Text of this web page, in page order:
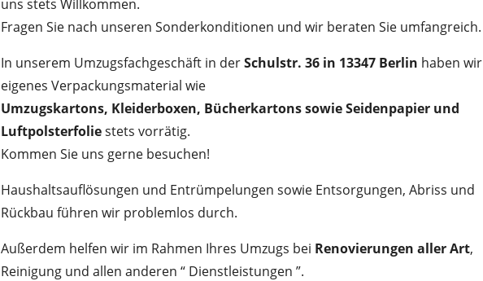
uns stets Willkommen.
Fragen Sie nach unseren Sonderkonditionen und wir beraten Sie umfangreich.
In unserem Umzugsfachgeschäft in derSchulstr. 36 in 13347 Berlin haben wir
eigenes Verpackungsmaterial wie
Umzugskartons, Kleiderboxen, Bücherkartons sowie Seidenpapier und
Luftpolsterfoliestets vorrätig.
Kommen Sie uns gerne besuchen!
Haushaltsauflösungen und Entrümpelungen sowie Entsorgungen, Abriss und
Rückbau führen wir problemlos durch.
Außerdem helfen wir im Rahmen Ihres Umzugs bei Renovierungen aller Art,
Reinigung und allen anderen “ Dienstleistungen ”.